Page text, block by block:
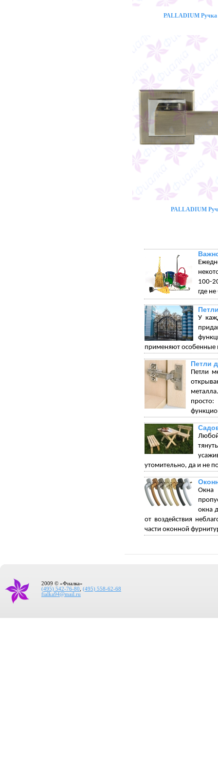
PALLADIUM Ручка
PALLADIUM
100-
где
У
применяют особенные
Петли
Петли
утомительно, да и не
Окна
окна
от воздействия
части оконной
2009 © «Фиалка»
(495) 542-76-80
(495) 558-62-68
fialka94@mail.ru